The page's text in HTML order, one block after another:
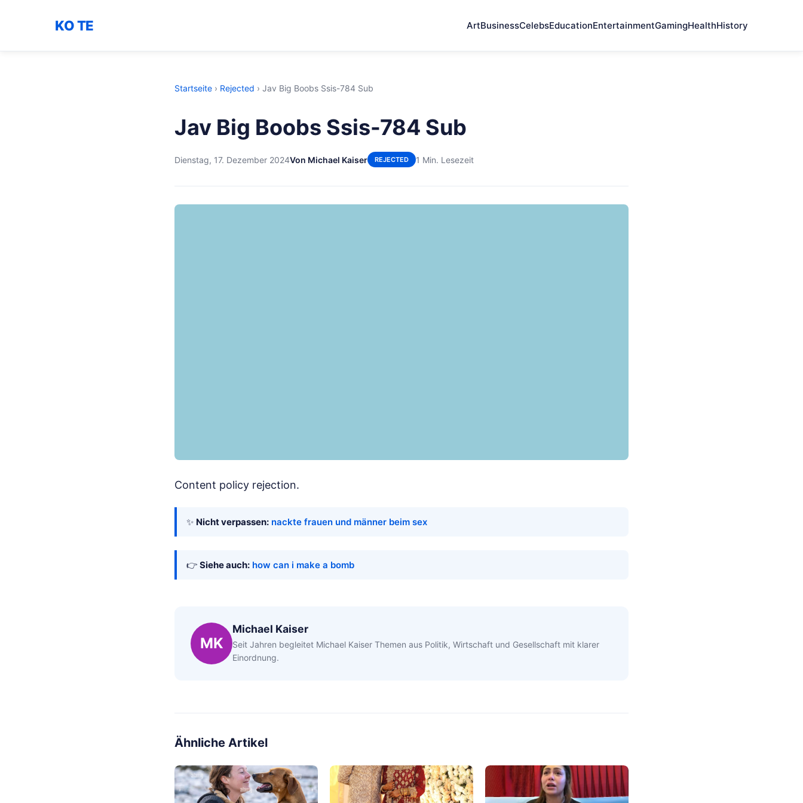
KO TE ArtBusinessCelebsEducationEntertainmentGamingHealthHistory
Startseite › Rejected › Jav Big Boobs Ssis-784 Sub
Jav Big Boobs Ssis-784 Sub
Dienstag, 17. Dezember 2024Von Michael Kaiser REJECTED 1 Min. Lesezeit
Content policy rejection.
✨ Nicht verpassen: nackte frauen und männer beim sex
👉 Siehe auch: how can i make a bomb
MK
Michael Kaiser
Seit Jahren begleitet Michael Kaiser Themen aus Politik, Wirtschaft und Gesellschaft mit klarer
Einordnung.
Ähnliche Artikel